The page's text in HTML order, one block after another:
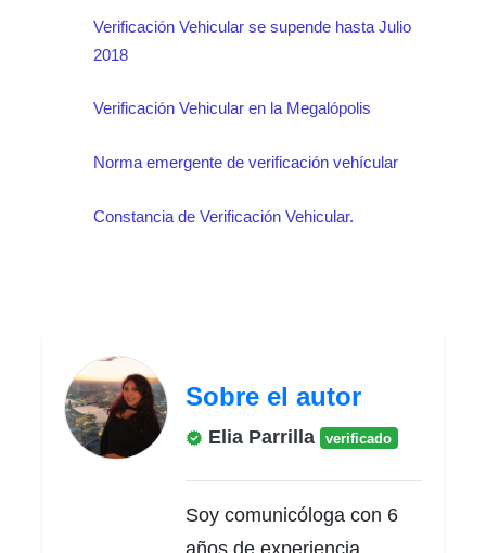
Verificación Vehicular se supende hasta Julio
2018
Verificación Vehicular en la Megalópolis
Norma emergente de verificación vehícular
Constancia de Verificación Vehicular.
Sobre el autor
Elia Parrilla verificado
Soy comunicóloga con 6
años de experiencia,